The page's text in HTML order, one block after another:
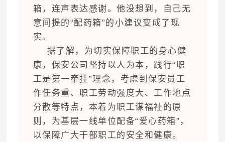
箱，连声表达感谢。他没想到，自己无
意间提的“配药箱”的小建议变成了现
实。
据了解，为切实保障职工的身心健
康，保安公司坚持以人为本，践行“职
工是第一牵挂”理念，考虑到保安员工
作任务重、职工劳动强度大、工作地点
分散等特点，本着为职工谋福祉的原
则，为基层一线单位配备“爱心药箱”，
以保障广大干部职工的安全和健康。